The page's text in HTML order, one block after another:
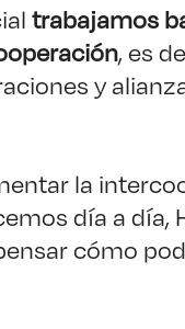
trabajamos
, es
y
la
día a día,
cómo